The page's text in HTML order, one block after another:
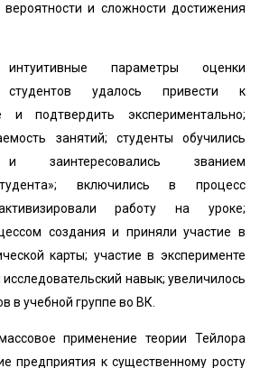
вероятности и сложности достижения
параметры оценки
студентов удалось привести к
и подтвердить экспериментально;
занятий; студенты обучились
и заинтересовались званием
включились в процесс
работу на уроке;
создания и приняли участие в
карты; участие в эксперименте
навык; увеличилось
в учебной группе во ВК.
применение теории Тейлора
предприятия к существенному росту